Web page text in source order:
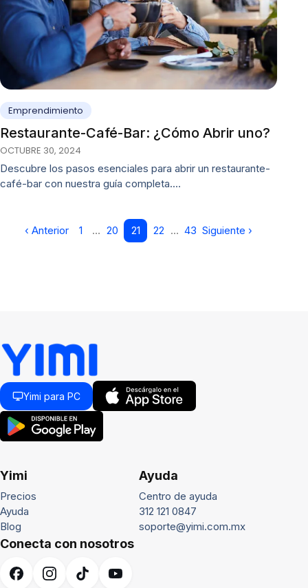
Emprendimiento
Restaurante-Café-Bar: ¿Cómo Abrir uno?
OCTUBRE 30, 2024
Descubre los pasos esenciales para abrir un restaurante-
café-bar con nuestra guía completa.…
‹ Anterior 1 … 20 21 22 … 43 Siguiente ›
Yimi para PC
Yimi
Precios
Ayuda
Blog
Ayuda
Centro de ayuda
312 121 0847
soporte@yimi.com.mx
Conecta con nosotros